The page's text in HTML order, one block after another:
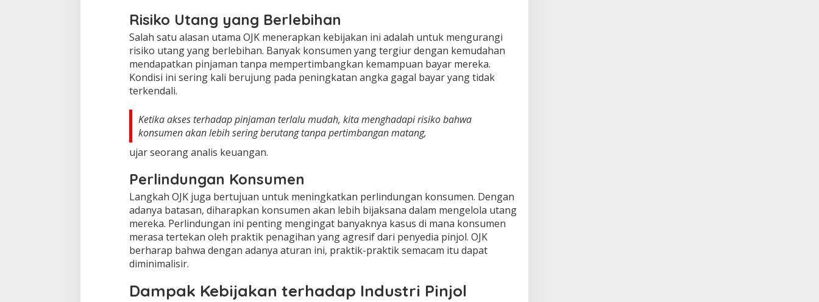
Risiko Utang yang Berlebihan
Salah satu alasan utama OJK menerapkan kebijakan ini adalah untuk mengurangi
risiko utang yang berlebihan. Banyak konsumen yang tergiur dengan kemudahan
mendapatkan pinjaman tanpa mempertimbangkan kemampuan bayar mereka.
Kondisi ini sering kali berujung pada peningkatan angka gagal bayar yang tidak
terkendali.
Ketika akses terhadap pinjaman terlalu mudah, kita menghadapi risiko bahwa
konsumen akan lebih sering berutang tanpa pertimbangan matang,
ujar seorang analis keuangan.
Perlindungan Konsumen
Langkah OJK juga bertujuan untuk meningkatkan perlindungan konsumen. Dengan
adanya batasan, diharapkan konsumen akan lebih bijaksana dalam mengelola utang
mereka. Perlindungan ini penting mengingat banyaknya kasus di mana konsumen
merasa tertekan oleh praktik penagihan yang agresif dari penyedia pinjol. OJK
berharap bahwa dengan adanya aturan ini, praktik-praktik semacam itu dapat
diminimalisir.
Dampak Kebijakan terhadap Industri Pinjol